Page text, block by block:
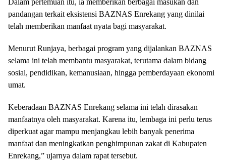
pandangan terkait eksistensi BAZNAS Enrekang yang dinilai
telah memberikan manfaat nyata bagi masyarakat.
Menurut Runjaya, berbagai program yang dijalankan BAZNAS
selama ini telah membantu masyarakat, terutama dalam bidang
sosial, pendidikan, kemanusiaan, hingga pemberdayaan ekonomi
umat.
Keberadaan BAZNAS Enrekang selama ini telah dirasakan
manfaatnya oleh masyarakat. Karena itu, lembaga ini perlu terus
diperkuat agar mampu menjangkau lebih banyak penerima
manfaat dan meningkatkan penghimpunan zakat di Kabupaten
Enrekang,” ujarnya dalam rapat tersebut.